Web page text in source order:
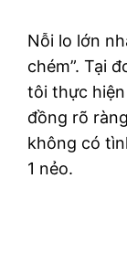
Nỗi lo lớn
chém”. Tại
tôi thực
đồng rõ
không có
1 nẻo.